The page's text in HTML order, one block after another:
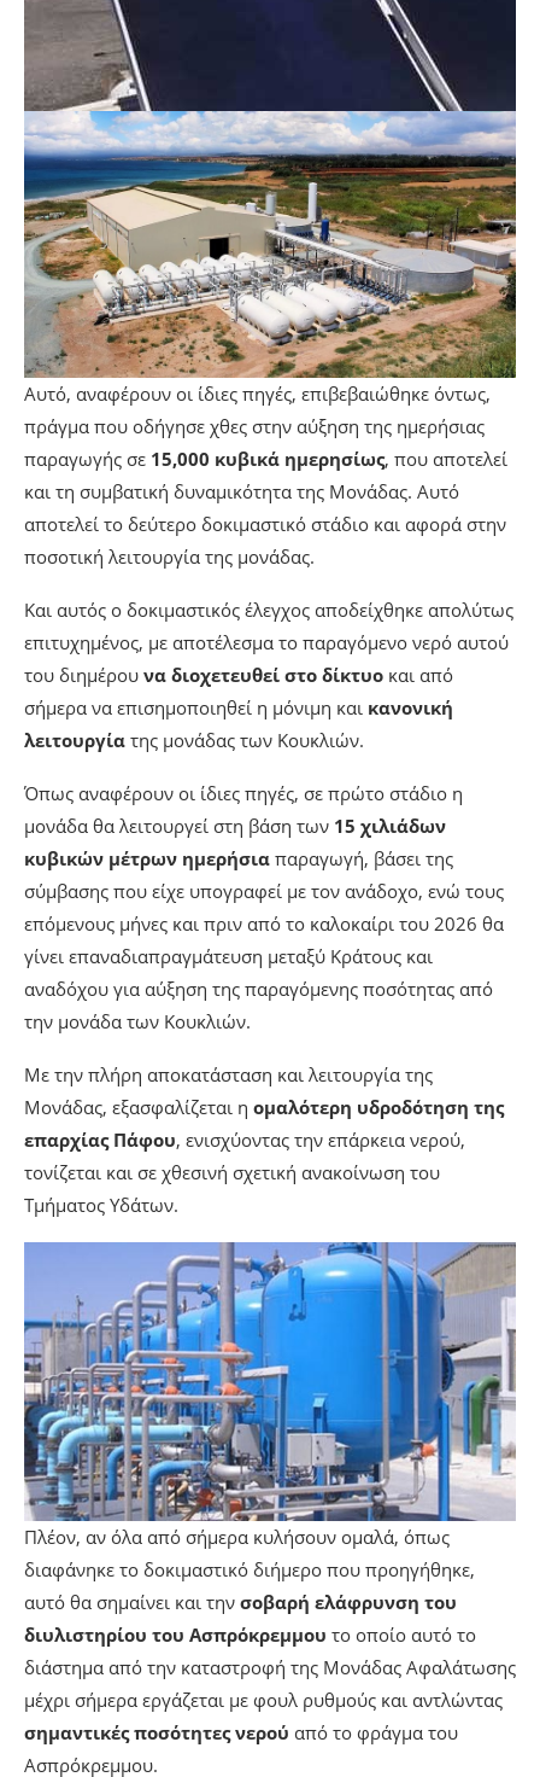
Αυτό, αναφέρουν οι ίδιες πηγές, επιβεβαιώθηκε όντως,
πράγμα που οδήγησε χθες στην αύξηση της ημερήσιας
παραγωγής σε 15,000 κυβικά ημερησίως, που αποτελεί
και τη συμβατική δυναμικότητα της Μονάδας. Αυτό
αποτελεί το δεύτερο δοκιμαστικό στάδιο και αφορά στην
ποσοτική λειτουργία της μονάδας.
Και αυτός ο δοκιμαστικός έλεγχος αποδείχθηκε απολύτως
επιτυχημένος, με αποτέλεσμα το παραγόμενο νερό αυτού
του διημέρου να διοχετευθεί στο δίκτυο και από
σήμερα να επισημοποιηθεί η μόνιμη και κανονική
λειτουργία της μονάδας των Κουκλιών.
Όπως αναφέρουν οι ίδιες πηγές, σε πρώτο στάδιο η
μονάδα θα λειτουργεί στη βάση των 15 χιλιάδων
κυβικών μέτρων ημερήσια παραγωγή, βάσει της
σύμβασης που είχε υπογραφεί με τον ανάδοχο, ενώ τους
επόμενους μήνες και πριν από το καλοκαίρι του 2026 θα
γίνει επαναδιαπραγμάτευση μεταξύ Κράτους και
αναδόχου για αύξηση της παραγόμενης ποσότητας από
την μονάδα των Κουκλιών.
Με την πλήρη αποκατάσταση και λειτουργία της
Μονάδας, εξασφαλίζεται η ομαλότερη υδροδότηση της
επαρχίας Πάφου, ενισχύοντας την επάρκεια νερού,
τονίζεται και σε χθεσινή σχετική ανακοίνωση του
Τμήματος Υδάτων.
Πλέον, αν όλα από σήμερα κυλήσουν ομαλά, όπως
διαφάνηκε το δοκιμαστικό διήμερο που προηγήθηκε,
αυτό θα σημαίνει και την σοβαρή ελάφρυνση του
διυλιστηρίου του Ασπρόκρεμμου το οποίο αυτό το
διάστημα από την καταστροφή της Μονάδας Αφαλάτωσης
μέχρι σήμερα εργάζεται με φουλ ρυθμούς και αντλώντας
σημαντικές ποσότητες νερού από το φράγμα του
Ασπρόκρεμμου.